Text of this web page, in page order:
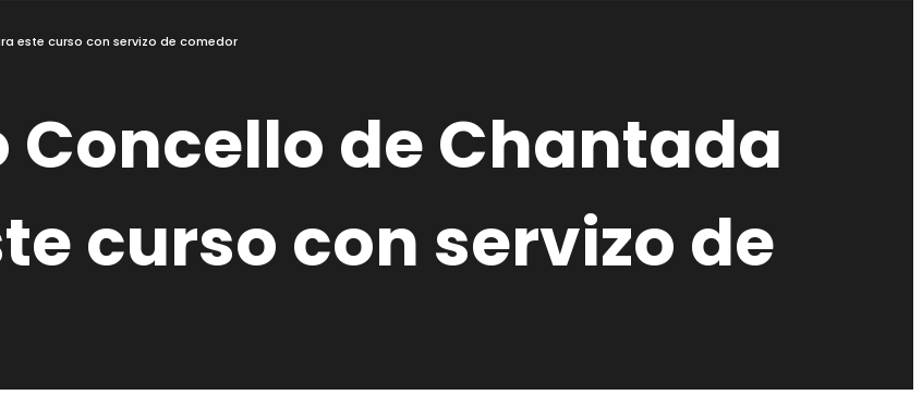
este curso con servizo de comedor
Concello de Chantada
curso con servizo de